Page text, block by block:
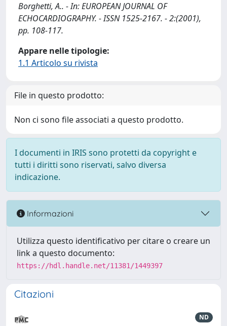
Borghetti, A.. - In: EUROPEAN JOURNAL OF
ECHOCARDIOGRAPHY. - ISSN 1525-2167. - 2:(2001),
pp. 108-117.
Appare nelle tipologie:
1.1 Articolo su rivista
File in questo prodotto:
Non ci sono file associati a questo prodotto.
I documenti in IRIS sono protetti da copyright e
tutti i diritti sono riservati, salvo diversa
indicazione.
Informazioni
Utilizza questo identificativo per citare o creare un
link a questo documento:
https://hdl.handle.net/11381/1449397
Citazioni
ND